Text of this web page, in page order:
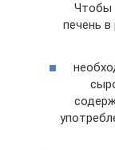
Чтобы
печень